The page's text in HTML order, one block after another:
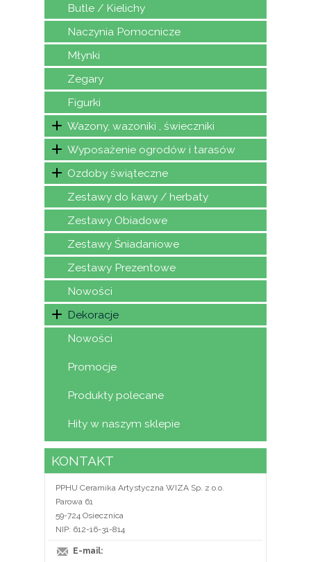
Butle / Kielichy
Naczynia Pomocnicze
Młynki
Zegary
Figurki
Wazony, wazoniki , świeczniki
Wyposażenie ogrodów i tarasów
Ozdoby świąteczne
Zestawy do kawy / herbaty
Zestawy Obiadowe
Zestawy Śniadaniowe
Zestawy Prezentowe
Nowości
Dekoracje
Nowości
Promocje
Produkty polecane
Hity w naszym sklepie
KONTAKT
PPHU Ceramika Artystyczna WIZA Sp. z o.o.
Parowa 61
59-724 Osiecznica
NIP: 612-16-31-814
E-mail: